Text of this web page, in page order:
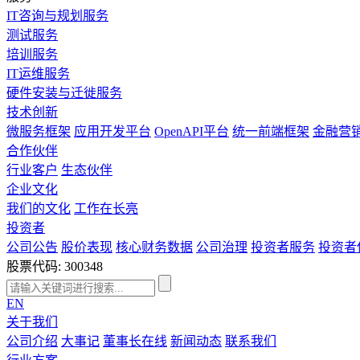
IT咨询与规划服务
测试服务
培训服务
IT运维服务
硬件安装与迁徙服务
技术创新
微服务框架 应用开发平台 OpenAPI平台 统一前端框架 金融营
合作伙伴
行业客户 生态伙伴
企业文化
我们的文化 工作在长亮
投资者
公司公告 股价表现 核心财务数据 公司治理 投资者服务 投资者
股票代码: 300348
EN
关于我们
公司介绍 大事记 董事长在线 新闻动态 联系我们